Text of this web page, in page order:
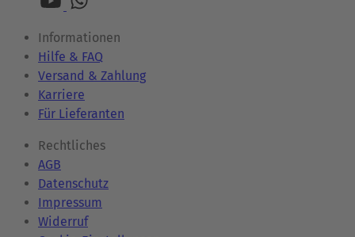
Informationen
Hilfe & FAQ
Versand & Zahlung
Karriere
Für Lieferanten
Rechtliches
AGB
Datenschutz
Impressum
Widerruf